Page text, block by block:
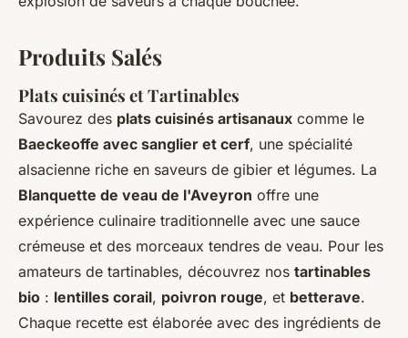
Produits Salés
Plats cuisinés et Tartinables
Savourez des plats cuisinés artisanaux comme le
Baeckeoffe avec sanglier et cerf, une spécialité
alsacienne riche en saveurs de gibier et légumes. La
Blanquette de veau de l'Aveyron offre une
expérience culinaire traditionnelle avec une sauce
crémeuse et des morceaux tendres de veau. Pour les
amateurs de tartinables, découvrez nos tartinables
bio : lentilles corail, poivron rouge, et betterave.
Chaque recette est élaborée avec des ingrédients de